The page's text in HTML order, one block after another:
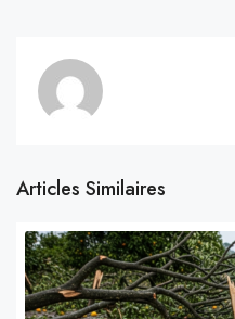
Articles Similaires